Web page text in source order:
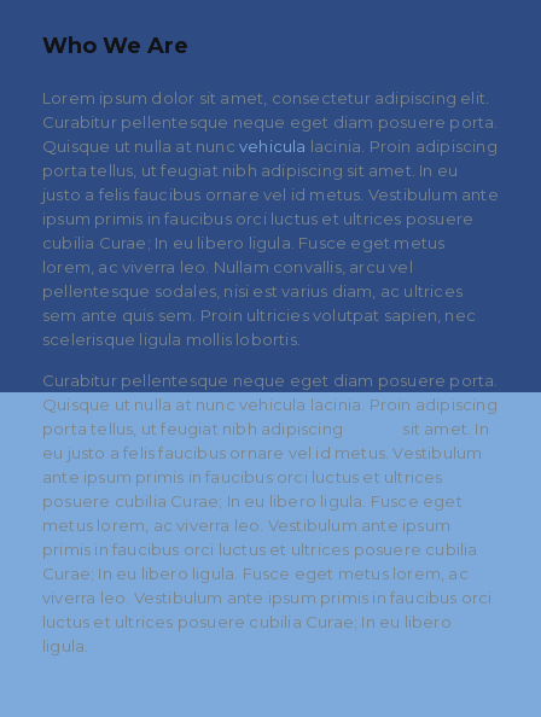
Who We Are
Lorem ipsum dolor sit amet, consectetur adipiscing elit.
Curabitur pellentesque neque eget diam posuere porta.
Quisque ut nulla at nunc vehicula lacinia. Proin adipiscing
porta tellus, ut feugiat nibh adipiscing sit amet. In eu
justo a felis faucibus ornare vel id metus. Vestibulum ante
ipsum primis in faucibus orci luctus et ultrices posuere
cubilia Curae; In eu libero ligula. Fusce eget metus
lorem, ac viverra leo. Nullam convallis, arcu vel
pellentesque sodales, nisi est varius diam, ac ultrices
sem ante quis sem. Proin ultricies volutpat sapien, nec
scelerisque ligula mollis lobortis.
Curabitur pellentesque neque eget diam posuere porta.
Quisque ut nulla at nunc vehicula lacinia. Proin adipiscing
porta tellus, ut feugiat nibh adipiscing
sit amet. In
eu justo a felis faucibus ornare vel id metus. Vestibulum
ante ipsum primis in faucibus orci luctus et ultrices
posuere cubilia Curae; In eu libero ligula. Fusce eget
metus lorem, ac viverra leo. Vestibulum ante ipsum
primis in faucibus orci luctus et ultrices posuere cubilia
Curae; In eu libero ligula. Fusce eget metus lorem, ac
viverra leo. Vestibulum ante ipsum primis in faucibus orci
luctus et ultrices posuere cubilia Curae; In eu libero
ligula.